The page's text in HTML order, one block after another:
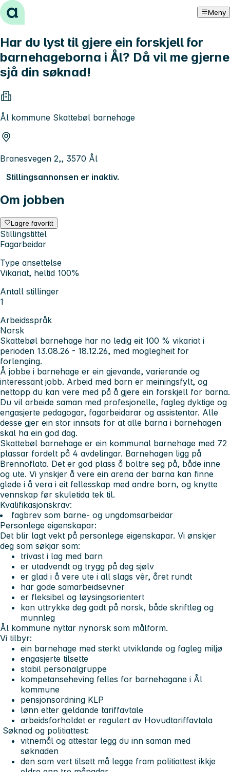
Hopp til innhold Meny
Har du lyst til gjere ein forskjell for
barnehageborna i Ål? Då vil me gjerne
sjå din søknad!
Ål kommune Skattebøl barnehage
Branesvegen 2,, 3570 Ål
Stillingsannonsen er inaktiv.
Om jobben
Lagre favoritt
Stillingstittel
Fagarbeidar
Type ansettelse
Vikariat, heltid 100%
Antall stillinger
1
Arbeidsspråk
Norsk
Skattebøl barnehage har no ledig eit 100 % vikariat i
perioden 13.08.26 - 18.12.26, med moglegheit for
forlenging.
Å jobbe i barnehage er ein gjevande, varierande og
interessant jobb. Arbeid med barn er meiningsfylt, og
nettopp du kan vere med på å gjere ein forskjell for barna.
Du vil arbeide saman med profesjonelle, fagleg dyktige og
engasjerte pedagogar, fagarbeidarar og assistentar. Alle
desse gjer ein stor innsats for at alle barna i barnehagen
skal ha ein god dag.
Skattebøl barnehage er ein kommunal barnehage med 72
plassar fordelt på 4 avdelingar. Barnehagen ligg på
Brennoflata. Det er god plass å boltre seg på, både inne
og ute. Vi ynskjer å vere ein arena der barna kan finne
glede i å vera i eit fellesskap med andre born, og knytte
vennskap før skuletida tek til.
Kvalifikasjonskrav:
fagbrev som barne- og ungdomsarbeidar
Personlege eigenskapar:
Det blir lagt vekt på personlege eigenskapar. Vi ønskjer
deg som søkjar som:
trivast i lag med barn
er utadvendt og trygg på deg sjølv
er glad i å vere ute i all slags vêr, året rundt
har gode samarbeidsevner
er fleksibel og løysingsorientert
kan uttrykke deg godt på norsk, både skriftleg og
munnleg
Ål kommune nyttar nynorsk som målform.
Vi tilbyr:
ein barnehage med sterkt utviklande og fagleg miljø
engasjerte tilsette
stabil personalgruppe
kompetanseheving felles for barnehagane i Ål
kommune
pensjonsordning KLP
lønn etter gjeldande tariffavtale
arbeidsforholdet er regulert av Hovudtariffavtala
Søknad og politiattest:
vitnemål og attestar legg du inn saman med
søknaden
den som vert tilsett må legge fram politiattest ikkje